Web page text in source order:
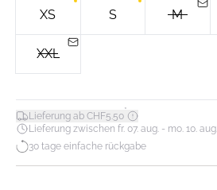
XS S M
XXL
Lieferung ab CHF5.50*
Lieferung zwischen fr. 07. aug. - mo. 10. aug.
30 tage einfache rückgabe